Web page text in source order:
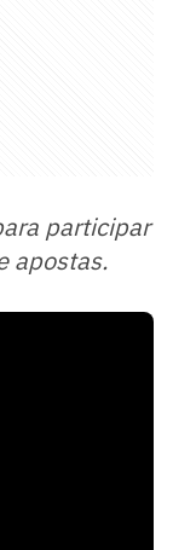
participar
apostas.